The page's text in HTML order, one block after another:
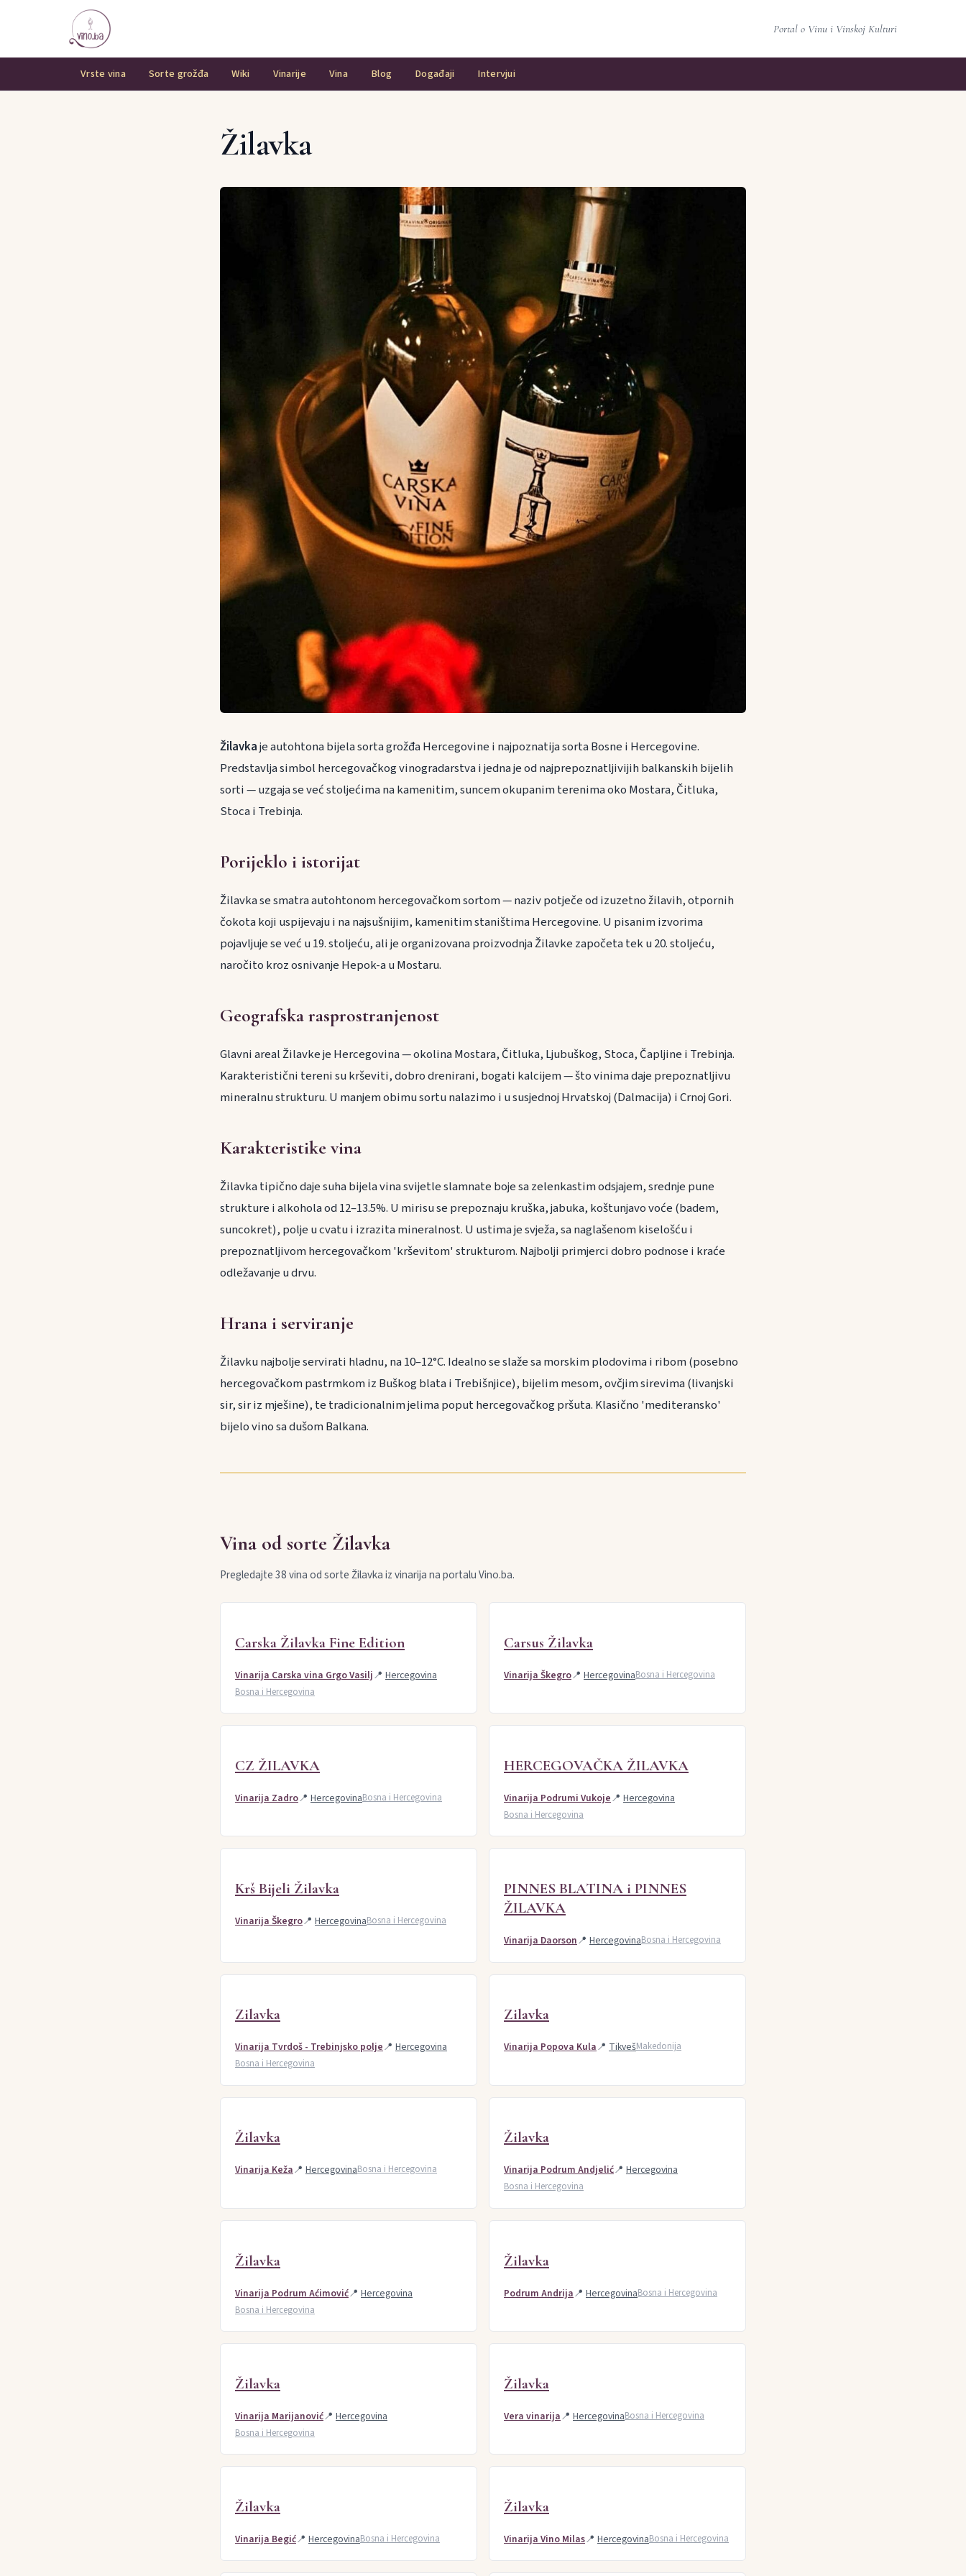
Portal o Vinu i Vinskoj Kulturi
Vrste vina Sorte grožđa Wiki Vinarije Vina Blog Događaji Intervjui
Žilavka
Žilavkaje autohtona bijela sorta grožđa Hercegovine i najpoznatija sorta Bosne i Hercegovine.
Predstavlja simbol hercegovačkog vinogradarstva i jedna je od najprepoznatljivijih balkanskih bijelih
sorti — uzgaja se već stoljećima na kamenitim, suncem okupanim terenima oko Mostara, Čitluka,
Stoca i Trebinja.
Porijeklo i istorijat
Žilavka se smatra autohtonom hercegovačkom sortom — naziv potječe od izuzetno žilavih, otpornih
čokota koji uspijevaju i na najsušnijim, kamenitim staništima Hercegovine. U pisanim izvorima
pojavljuje se već u 19. stoljeću, ali je organizovana proizvodnja Žilavke započeta tek u 20. stoljeću,
naročito kroz osnivanje Hepok-a u Mostaru.
Geografska rasprostranjenost
Glavni areal Žilavke je Hercegovina — okolina Mostara, Čitluka, Ljubuškog, Stoca, Čapljine i Trebinja.
Karakteristični tereni su krševiti, dobro drenirani, bogati kalcijem — što vinima daje prepoznatljivu
mineralnu strukturu. U manjem obimu sortu nalazimo i u susjednoj Hrvatskoj (Dalmacija) i Crnoj Gori.
Karakteristike vina
Žilavka tipično daje suha bijela vina svijetle slamnate boje sa zelenkastim odsjajem, srednje pune
strukture i alkohola od 12–13.5%. U mirisu se prepoznaju kruška, jabuka, koštunjavo voće (badem,
suncokret), polje u cvatu i izrazita mineralnost. U ustima je svježa, sa naglašenom kiselošću i
prepoznatljivom hercegovačkom 'krševitom' strukturom. Najbolji primjerci dobro podnose i kraće
odležavanje u drvu.
Hrana i serviranje
Žilavku najbolje servirati hladnu, na 10–12°C. Idealno se slaže sa morskim plodovima i ribom (posebno
hercegovačkom pastrmkom iz Buškog blata i Trebišnjice), bijelim mesom, ovčjim sirevima (livanjski
sir, sir iz mješine), te tradicionalnim jelima poput hercegovačkog pršuta. Klasično 'mediteransko'
bijelo vino sa dušom Balkana.
Vina od sorte Žilavka
Pregledajte 38 vina od sorte Žilavka iz vinarija na portalu Vino.ba.
Carska Žilavka Fine Edition
Vinarija Carska vina Grgo Vasilj📍 Hercegovina
Bosna i Hercegovina
Carsus Žilavka
Vinarija Škegro📍 HercegovinaBosna i Hercegovina
CZ ŽILAVKA
Vinarija Zadro📍 HercegovinaBosna i Hercegovina
HERCEGOVAČKA ŽILAVKA
Vinarija Podrumi Vukoje📍 Hercegovina
Bosna i Hercegovina
Krš Bijeli Žilavka
Vinarija Škegro📍 HercegovinaBosna i Hercegovina
PINNES BLATINA i PINNES
ŽILAVKA
Vinarija Daorson📍 HercegovinaBosna i Hercegovina
Zilavka
Vinarija Tvrdoš - Trebinjsko polje📍 Hercegovina
Bosna i Hercegovina
Zilavka
Vinarija Popova Kula📍 TikvešMakedonija
Žilavka
Vinarija Keža📍 HercegovinaBosna i Hercegovina
Žilavka
Vinarija Podrum Andjelić📍 Hercegovina
Bosna i Hercegovina
Žilavka
Vinarija Podrum Aćimović📍 Hercegovina
Bosna i Hercegovina
Žilavka
Podrum Andrija📍 HercegovinaBosna i Hercegovina
Žilavka
Vinarija Marijanović📍 Hercegovina
Bosna i Hercegovina
Žilavka
Vera vinarija📍 HercegovinaBosna i Hercegovina
Žilavka
Vinarija Begić📍 HercegovinaBosna i Hercegovina
Žilavka
Vinarija Vino Milas📍 HercegovinaBosna i Hercegovina